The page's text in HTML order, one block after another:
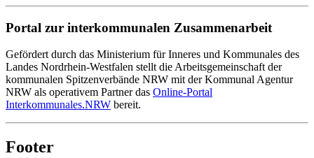
Portal zur interkommunalen Zusammenarbeit
Gefördert durch das Ministerium für Inneres und Kommunales des
Landes Nordrhein-Westfalen stellt die Arbeitsgemeinschaft der
kommunalen Spitzenverbände NRW mit der Kommunal Agentur
NRW als operativem Partner das Online-Portal
Interkommunales.NRW bereit.
Footer